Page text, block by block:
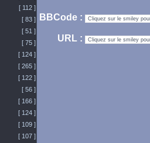
BBCode :
URL :
[ 112 ]
[ 83 ]
[ 51 ]
[ 75 ]
[ 124 ]
[ 265 ]
[ 122 ]
[ 56 ]
[ 166 ]
[ 124 ]
[ 109 ]
[ 107 ]